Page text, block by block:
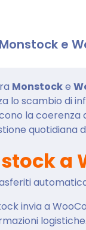
e
Monstocke
lo scambio di
la
quotidiana
a
invia a
logistiche.